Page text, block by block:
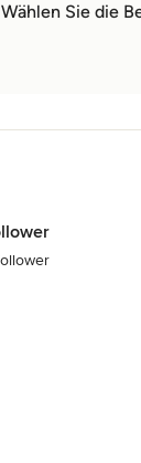
Wählen Sie die